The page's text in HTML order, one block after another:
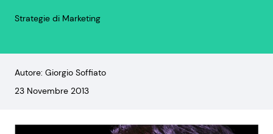
Strategie di Marketing
Autore: Giorgio Soffiato
23 Novembre 2013